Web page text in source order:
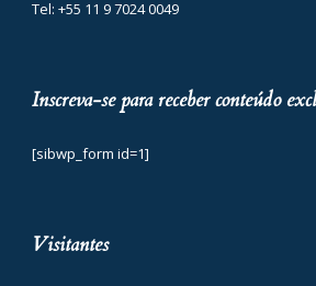
Tel: +55 11 9 7024 0049
Inscreva-se para receber conteúdo
[sibwp_form id=1]
Visitantes